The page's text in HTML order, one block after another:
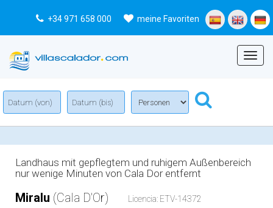
meine Favoriten
+34 971 658 000
Menu
Landhaus mit gepflegtem und ruhigem Außenbereich
nur wenige Minuten von Cala Dor entfernt
Miralu (Cala D'Or) Licencia: ETV-14372